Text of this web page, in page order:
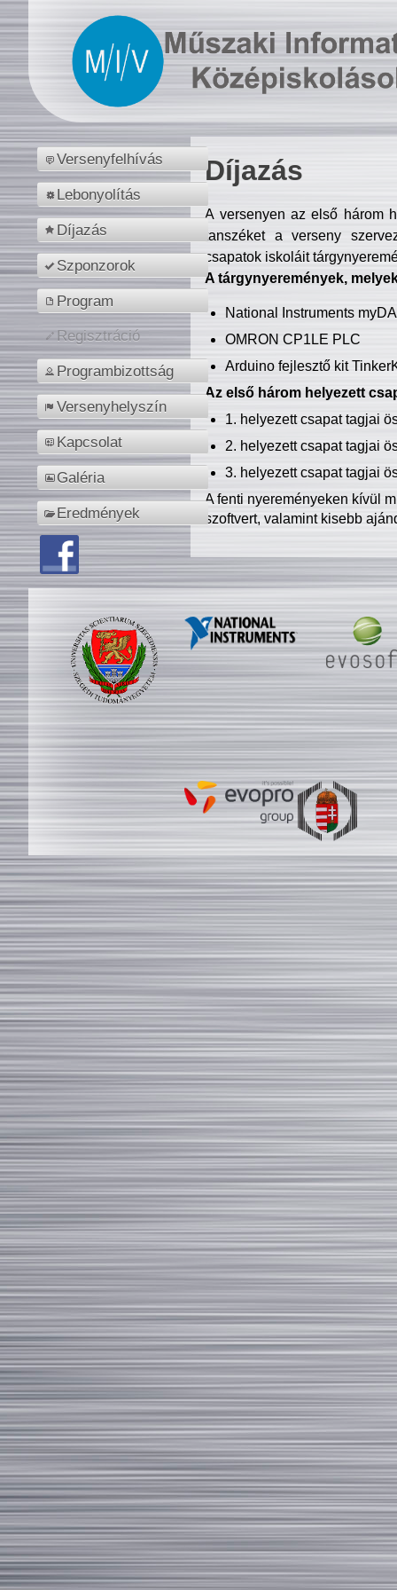
Versenyfelhívás
Lebonyolítás
Díjazás
Szponzorok
Program
Regisztráció
Programbizottság
Versenyhelyszín
Kapcsolat
Galéria
Eredmények
Díjazás
A versenyen az első három
tanszéket a verseny
csapatok iskoláit
A tárgynyeremények,
National Instruments
OMRON CP1LE PLC
Arduino fejlesztő kit
Az első három helyezett
1. helyezett csapat tagjai
2. helyezett csapat tagjai
3. helyezett csapat tagjai
A fenti nyereményeken kívül
szoftvert, valamint kisebb